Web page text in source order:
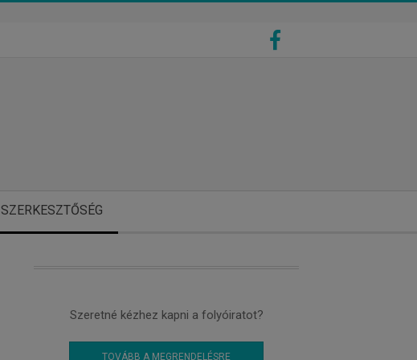
SZERKESZTŐSÉG
Szeretné kézhez kapni a folyóiratot?
TOVÁBB A MEGRENDELÉSRE